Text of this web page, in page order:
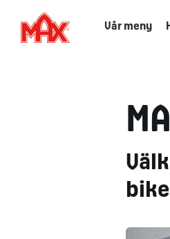
Vår meny